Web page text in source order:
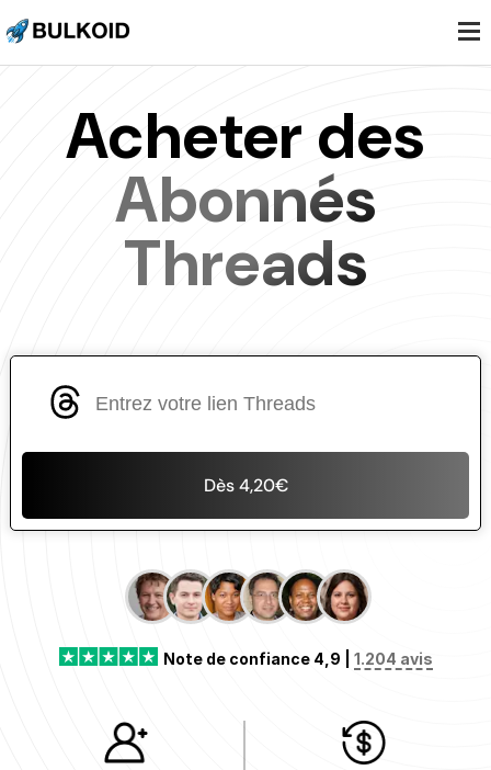
...
Acheter des
Abonnés
Threads
Dès 4,20€
Note de confiance 4,9 | 1.204 avis